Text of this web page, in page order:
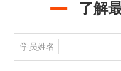
了解
学员姓名